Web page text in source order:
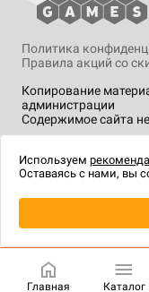
Копирование
администрации
Содержимое сайта
Политика
Правила акций со
технологии.
Главная Каталог
Используем
Оставаясь с нами, вы